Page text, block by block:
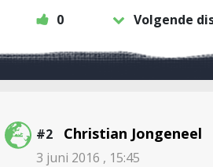
0 Volgende
#2 Christian Jongeneel
3 juni 2016 , 15:45